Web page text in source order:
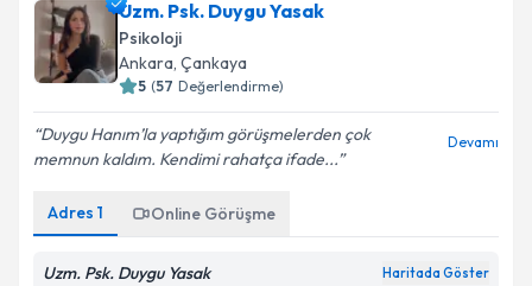
Uzm. Psk. Duygu Yasak
Psikoloji
Ankara, Çankaya
5 (57 Değerlendirme)
Duygu Hanım’la yaptığım görüşmelerden çok
memnun kaldım. Kendimi rahatça ifade...
Devamı
Adres 1 Online Görüşme
Uzm. Psk. Duygu Yasak Haritada Göster